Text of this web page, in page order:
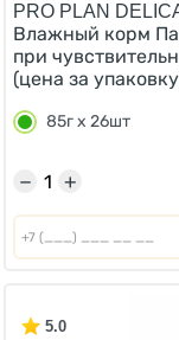
PRO PLAN
Влажный корм
при
(цена за
85г х 26шт
+
−
5.0